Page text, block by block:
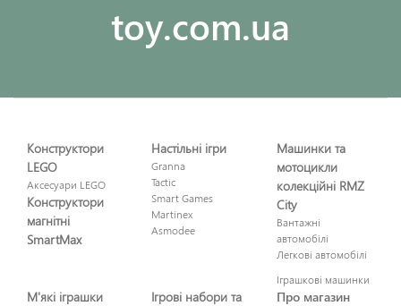
toy.com.ua
Конструктори
LEGO
Аксесуари LEGO
Конструктори
магнітні
SmartMax
Настільні ігри
Granna
Tactic
Smart Games
Martinex
Asmodee
Машинки та
мотоцикли
колекційні RMZ
City
Вантажні
автомобілі
Легкові автомобілі
Іграшкові машинки
М'які іграшки Ігрові набори та Про магазин